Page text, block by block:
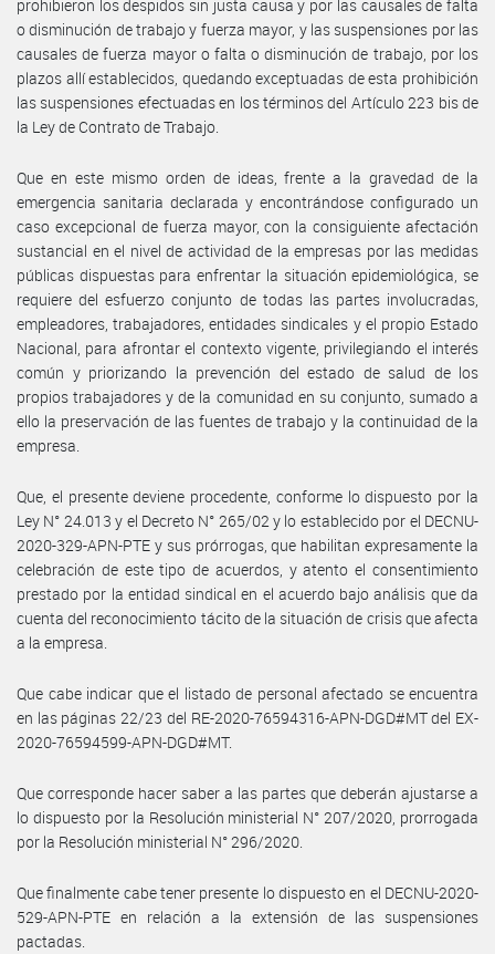
prohibieron los despidos sin justa causa y por las causales de falta
o disminución de trabajo y fuerza mayor, y las suspensiones por las
causales de fuerza mayor o falta o disminución de trabajo, por los
plazos allí establecidos, quedando exceptuadas de esta prohibición
las suspensiones efectuadas en los términos del Artículo 223 bis de
la Ley de Contrato de Trabajo.
Que en este mismo orden de ideas, frente a la gravedad de la
emergencia sanitaria declarada y encontrándose configurado un
caso excepcional de fuerza mayor, con la consiguiente afectación
sustancial en el nivel de actividad de la empresas por las medidas
públicas dispuestas para enfrentar la situación epidemiológica, se
requiere del esfuerzo conjunto de todas las partes involucradas,
empleadores, trabajadores, entidades sindicales y el propio Estado
Nacional, para afrontar el contexto vigente, privilegiando el interés
común y priorizando la prevención del estado de salud de los
propios trabajadores y de la comunidad en su conjunto, sumado a
ello la preservación de las fuentes de trabajo y la continuidad de la
empresa.
Que, el presente deviene procedente, conforme lo dispuesto por la
Ley N° 24.013 y el Decreto N° 265/02 y lo establecido por el DECNU-
2020-329-APN-PTE y sus prórrogas, que habilitan expresamente la
celebración de este tipo de acuerdos, y atento el consentimiento
prestado por la entidad sindical en el acuerdo bajo análisis que da
cuenta del reconocimiento tácito de la situación de crisis que afecta
a la empresa.
Que cabe indicar que el listado de personal afectado se encuentra
en las páginas 22/23 del RE-2020-76594316-APN-DGD#MT del EX-
2020-76594599-APN-DGD#MT.
Que corresponde hacer saber a las partes que deberán ajustarse a
lo dispuesto por la Resolución ministerial N° 207/2020, prorrogada
por la Resolución ministerial N° 296/2020.
Que finalmente cabe tener presente lo dispuesto en el DECNU-2020-
529-APN-PTE en relación a la extensión de las suspensiones
pactadas.